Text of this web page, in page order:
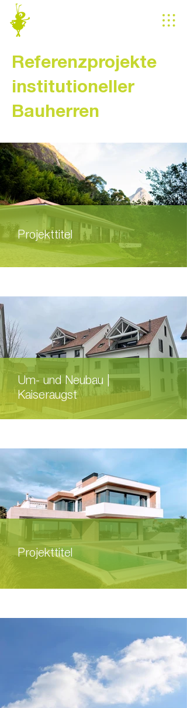
Referenzprojekte
institutioneller
Bauherren
Projekttitel
Um- und Neubau |
Kaiseraugst
Projekttitel